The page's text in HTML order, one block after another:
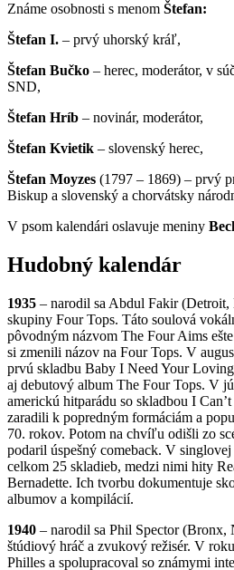
Známe osobnosti s menom Štefan:
Štefan I. – prvý uhorský kráľ,
Štefan Bučko – herec, moderátor, v
SND,
Štefan Hríb – novinár, moderátor,
Štefan Kvietik – slovenský herec,
Štefan Moyzes (1797 – 1869) – prvý
Biskup a slovenský a chorvátsky
V psom kalendári oslavuje meniny
Hudobný kalendár
1935 – narodil sa Abdul Fakir
skupiny Four Tops. Táto soulová
pôvodným názvom The Four Aims
si zmenili názov na Four Tops. V
prvú skladbu Baby I Need Your
aj debutový album The Four Tops. V
americkú hitparádu so skladbou I
zaradili k popredným formáciám a
70. rokov. Potom na chvíľu odišli zo
podaril úspešný comeback. V
celkom 25 skladieb, medzi nimi hity
Bernadette. Ich tvorbu dokumentuje
albumov a kompilácií.
1940 – narodil sa Phil Spector
štúdiový hráč a zvukový režisér. V
Philles a spolupracoval so známymi